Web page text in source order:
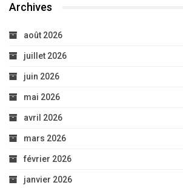
Archives
août 2026
juillet 2026
juin 2026
mai 2026
avril 2026
mars 2026
février 2026
janvier 2026